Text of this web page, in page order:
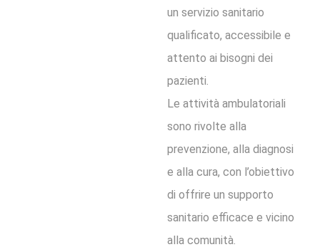
un servizio sanitario
qualificato, accessibile e
attento ai bisogni dei
pazienti.
Le attività ambulatoriali
sono rivolte alla
prevenzione, alla diagnosi
e alla cura, con l’obiettivo
di offrire un supporto
sanitario efficace e vicino
alla comunità.